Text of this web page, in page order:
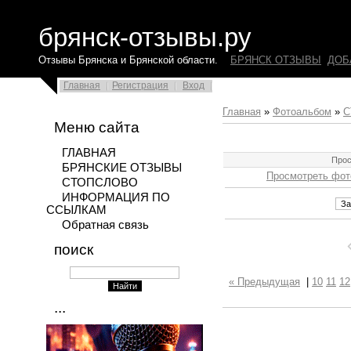
брянск-отзывы.ру
Отзывы Брянска и Брянской области. БРЯНСК ОТЗЫВЫ
Главная Регистрация Вход
Меню сайта
ГЛАВНАЯ
БРЯНСКИЕ ОТЗЫВЫ
СТОПСЛОВО
ИНФОРМАЦИЯ ПО
ССЫЛКАМ
Обратная связь
поиск
...
Главная » Фотоальбом »
Просмотреть
« Предыдущая 10 11 12